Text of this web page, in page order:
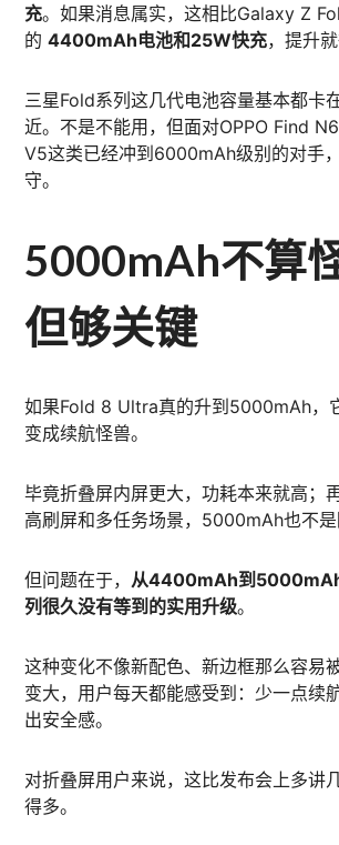
充。如果消息属实，这相比Galaxy Z
的4400mAh电池和25W快充，提升
三星Fold系列这几代电池容量基本都卡
近。不是不能用，但面对OPPO Find
V5这类已经冲到6000mAh级别的对手
守。
5000mAh不算
但够关键
如果Fold 8 Ultra真的升到5000mAh，
变成续航怪兽。
毕竟折叠屏内屏更大，功耗本来就高；
高刷屏和多任务场景，5000mAh也不是
但问题在于， 从4400mAh到
列很久没有等到的实用升级。
这种变化不像新配色、新边框那么容易
变大，用户每天都能感受到：少一点续
出安全感。
对折叠屏用户来说，这比发布会上多讲
得多。